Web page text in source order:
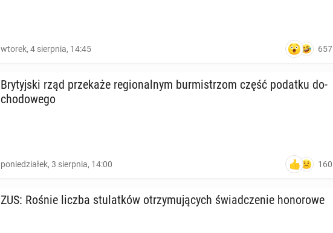
wtorek, 4 sierpnia, 14:45 657
Bry­tyj­ski rząd prze­ka­że re­gio­nal­nym bur­mi­strzom część podatku do­
cho­do­we­go
poniedziałek, 3 sierpnia, 14:00 160
ZUS: Rośnie liczba stu­lat­ków otrzy­mu­ją­cych świad­cze­nie ho­no­ro­we